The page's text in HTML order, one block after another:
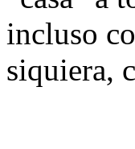
incluso
siquiera,